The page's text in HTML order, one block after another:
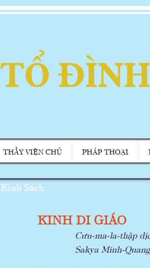
TỔ
THẦY VIỆN CHỦ PHÁP THOẠI
Kinh Sách
KINH DI GIÁO
Cưu-ma-la-thập dịch
Sakya Minh-Quang